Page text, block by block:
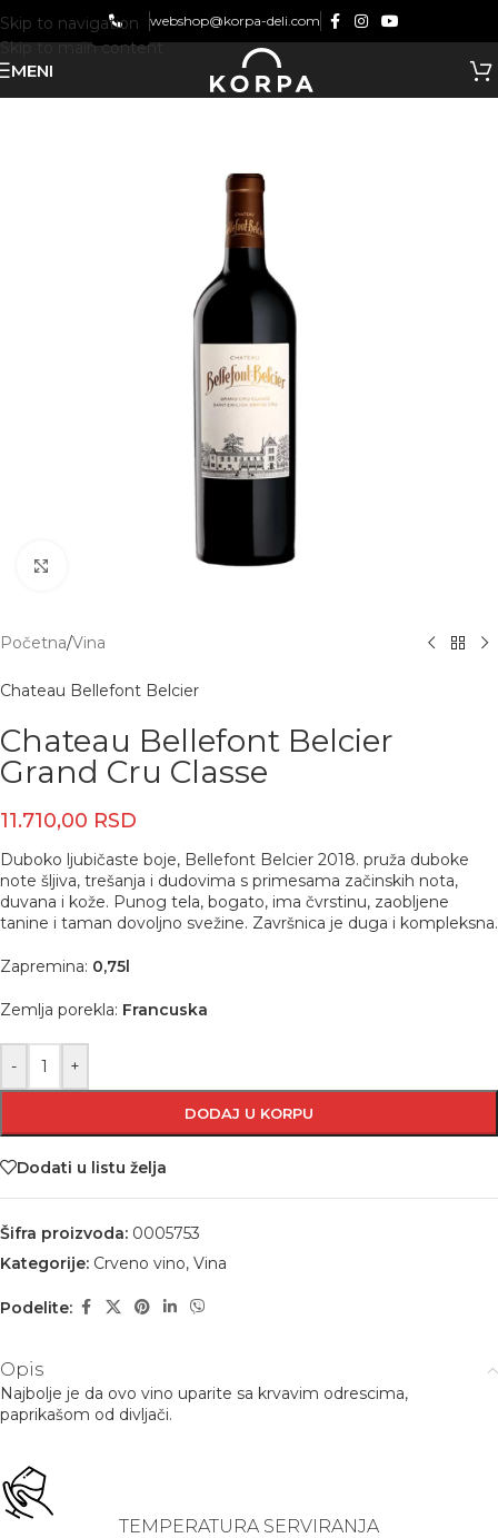
Skip to navigation
Skip to main content
webshop@korpa-deli.com
MENI
Početna/Vina
Chateau Bellefont Belcier
Chateau Bellefont Belcier
Grand Cru Classe
11.710,00 RSD
Duboko ljubičaste boje, Bellefont Belcier 2018. pruža duboke
note šljiva, trešanja i dudovima s primesama začinskih nota,
duvana i kože. Punog tela, bogato, ima čvrstinu, zaobljene
tanine i taman dovoljno svežine. Završnica je duga i kompleksna.
Zapremina: 0,75l
Zemlja porekla: Francuska
- +
DODAJ U KORPU
Dodati u listu želja
Šifra proizvoda: 0005753
Kategorije: Crveno vino, Vina
Podelite:
Opis
Najbolje je da ovo vino uparite sa krvavim odrescima,
paprikašom od divljači.
TEMPERATURA SERVIRANJA